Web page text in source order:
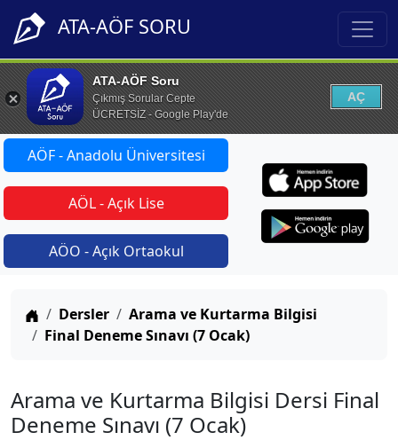
ATA-AÖF SORU
ATA-AÖF Soru
Çıkmış Sorular Cepte
ÜCRETSİZ - Google Play'de
AÇ
AÖF - Anadolu Üniversitesi
AÖL - Açık Lise
AÖO - Açık Ortaokul
Anasayfa
Dersler
Arama ve Kurtarma Bilgisi
Final Deneme Sınavı (7 Ocak)
Arama ve Kurtarma Bilgisi Dersi Final
Deneme Sınavı (7 Ocak)